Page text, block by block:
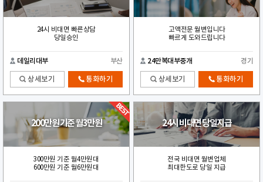
24시 비대면 빠른상담
당일승인
데일리대부 부산
상세보기 통화하기
고액전문 월변입니다
빠르게 도와드립니다
24만복대부중개 경기
상세보기 통화하기
200만원 기준 월3만원
300만원 기준 월4만원대
600만원 기준 월6만원대
24시 비대면 당일지급
전국 비대면 월변업체
최대한도로 당일 지급